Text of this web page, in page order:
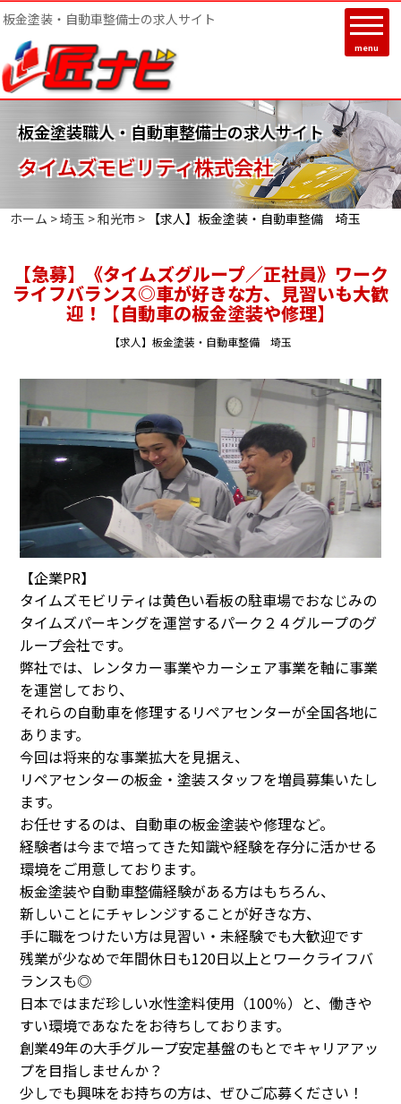
板金塗装・自動車整備士の求人サイト
menu
板金塗装職人・自動車整備士の求人サイト
タイムズモビリティ株式会社
ホーム >埼玉 >和光市 > 【求人】板金塗装・自動車整備 埼玉
【急募】《タイムズグループ／正社員》ワーク
ライフバランス◎車が好きな方、見習いも大歓
迎！【自動車の板金塗装や修理】
【求人】板金塗装・自動車整備 埼玉
【企業PR】
タイムズモビリティは黄色い看板の駐車場でおなじみの
タイムズパーキングを運営するパーク２４グループのグ
ループ会社です。
弊社では、レンタカー事業やカーシェア事業を軸に事業
を運営しており、
それらの自動車を修理するリペアセンターが全国各地に
あります。
今回は将来的な事業拡大を見据え、
リペアセンターの板金・塗装スタッフを増員募集いたし
ます。
お任せするのは、自動車の板金塗装や修理など。
経験者は今まで培ってきた知識や経験を存分に活かせる
環境をご用意しております。
板金塗装や自動車整備経験がある方はもちろん、
新しいことにチャレンジすることが好きな方、
手に職をつけたい方は見習い・未経験でも大歓迎です
残業が少なめで年間休日も120日以上とワークライフバ
ランスも◎
日本ではまだ珍しい水性塗料使用（100％）と、働きや
すい環境であなたをお待ちしております。
創業49年の大手グループ安定基盤のもとでキャリアアッ
プを目指しませんか？
少しでも興味をお持ちの方は、ぜひご応募ください！